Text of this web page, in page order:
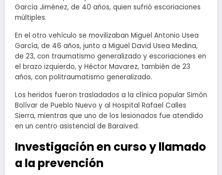
García Jiménez, de 40 años, quien sufrió escoriaciones
múltiples.
En el otro vehículo se movilizaban Miguel Antonio Usea
García, de 46 años, junto a Miguel David Usea Medina,
de 23, con traumatismo generalizado y escoriaciones en
el brazo izquierdo, y Héctor Mavarez, también de 23
años, con politraumatismo generalizado.
Los heridos fueron trasladados a la clínica popular Simón
Bolívar de Pueblo Nuevo y al Hospital Rafael Calles
Sierra, mientras que uno de los lesionados fue atendido
en un centro asistencial de Baraived.
Investigación en curso y llamado
a la prevención